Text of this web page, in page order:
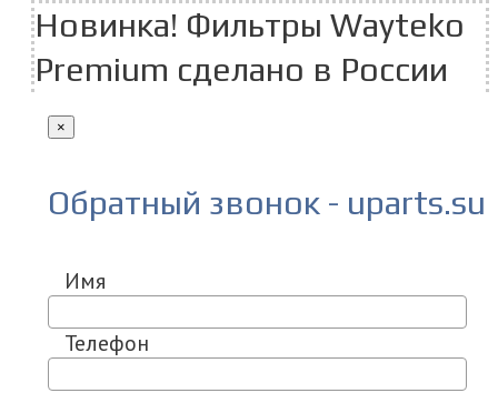
Новинка! Фильтры Wayteko
Premium сделано в России
×
Обратный звонок - uparts.su
Имя
Телефон